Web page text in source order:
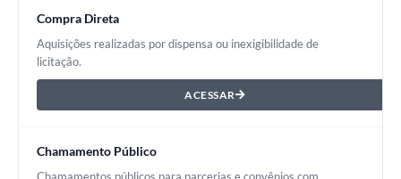
Compra Direta
Aquisições realizadas por dispensa ou inexigibilidade de
licitação.
ACESSAR
Chamamento Público